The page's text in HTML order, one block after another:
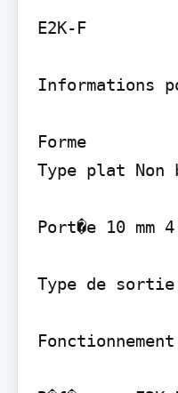
E2K-F
Informations
Forme
Type plat Non
Port�e 10 mm
Type de
Fonctionnement